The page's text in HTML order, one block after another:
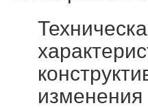
изменения